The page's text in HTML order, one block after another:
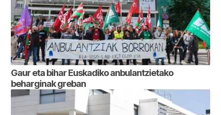
Gaur eta bihar Euskadiko anbulantzietako
beharginak greban